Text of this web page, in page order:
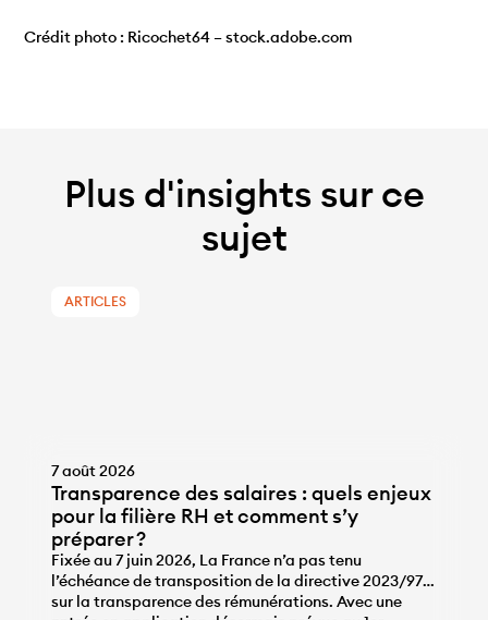
Crédit photo : Ricochet64 – stock.adobe.com
Plus d'insights sur ce
sujet
ARTICLES
7 août 2026
Transparence des salaires : quels enjeux
pour la filière RH et comment s’y
préparer ?
Fixée au 7 juin 2026, La France n’a pas tenu
l’échéance de transposition de la directive 2023/970
sur la transparence des rémunérations. Avec une